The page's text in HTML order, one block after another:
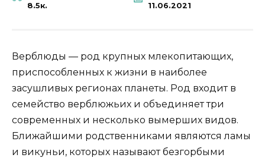
8.5к. 11.06.2021
Верблюды — род крупных млекопитающих,
приспособленных к жизни в наиболее
засушливых регионах планеты. Род входит в
семейство верблюжьих и объединяет три
современных и несколько вымерших видов.
Ближайшими родственниками являются ламы
и викуньи, которых называют безгорбыми